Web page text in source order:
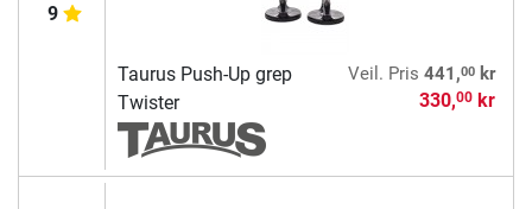
9
Taurus Push-Up grep
Twister
Veil. Pris 441,00kr
330,00kr